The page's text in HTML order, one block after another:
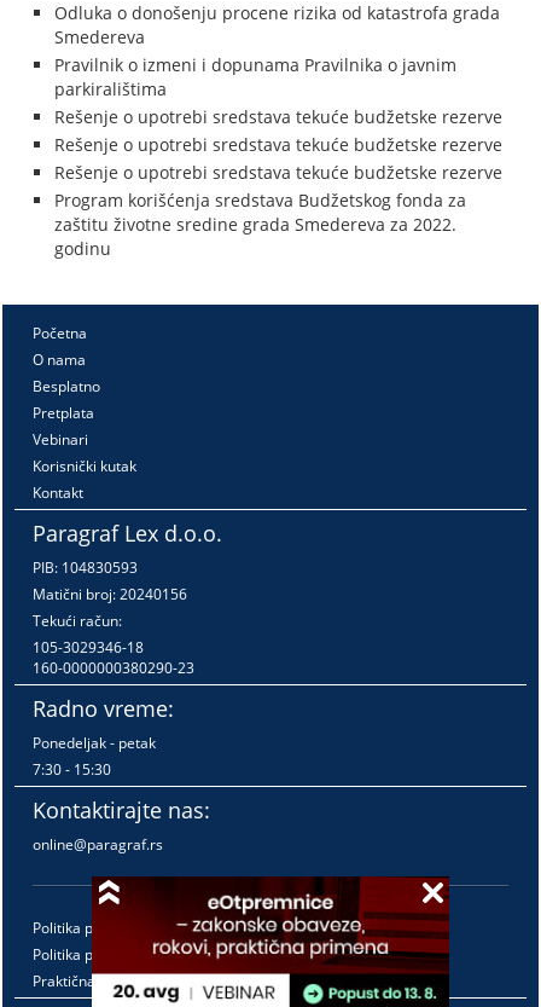
Odluka o donošenju procene rizika od katastrofa grada
Smedereva
Pravilnik o izmeni i dopunama Pravilnika o javnim
parkiralištima
Rešenje o upotrebi sredstava tekuće budžetske rezerve
Rešenje o upotrebi sredstava tekuće budžetske rezerve
Rešenje o upotrebi sredstava tekuće budžetske rezerve
Program korišćenja sredstava Budžetskog fonda za
zaštitu životne sredine grada Smedereva za 2022.
godinu
Početna
O nama
Besplatno
Pretplata
Vebinari
Korisnički kutak
Kontakt
Paragraf Lex d.o.o.
PIB: 104830593
Matični broj: 20240156
Tekući račun:
105-3029346-18
160-0000000380290-23
Radno vreme:
Ponedeljak - petak
7:30 - 15:30
Kontaktirajte nas:
online@paragraf.rs
Politika privatnosti
Politika pružanja usluga
Praktična pravila pružanja usluga